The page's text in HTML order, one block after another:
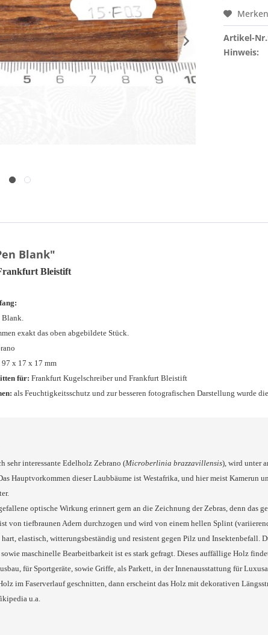
Merken
Artikel-
Hinweis:
Blank"
Bleistift
Blank.
exakt das oben abgebildete Stück.
97 x 17 x 17 mm
für: Frankfurt Kugelschreiber und Frankfurt Bleistift
als Feuchtigkeitsschutz und zur besseren fotografischen Darstellung wurde
sehr interessante Edelholz Zebrano (Microberlinia brazzavillensis), wird unter
Hauptvorkommen dieser Laubbäume ist Westafrika, und hier meist Kamerun
optische Wirkung erinnert gern an die Zeichnung der Zebras, denn das
von tiefbraunen Adern durchzogen und wird von einem hellen Splint
elastisch, witterungsbeständig und resistent gegen Pilz und Insektenbefall.
maschinelle Bearbeitbarkeit ist es stark gefragt. Dieses auffällige Holz
für Sportgeräte, sowie Griffe, als Parkett, in der Innenausstattung für
im Faserverlauf geschnitten, dann erscheint das Holz mit dekorativen
u.a.